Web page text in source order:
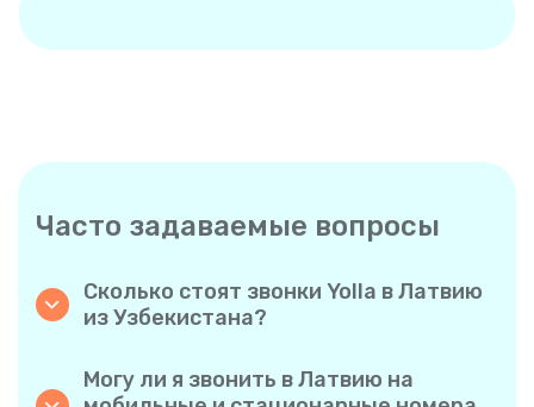
Часто задаваемые вопросы
Сколько стоят звонки Yolla в Латвию
из Узбекистана?
актуальными тарифами в приложении —
Могу ли я звонить в Латвию на